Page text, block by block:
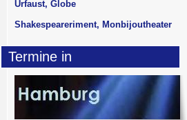
Urfaust, Globe
Shakespeareriment, Monbijoutheater
Termine in